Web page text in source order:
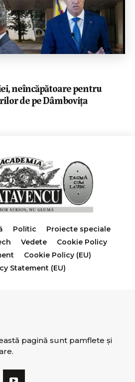
neîncăpătoare pentru
de pe Dâmbovița
Politic
Proiecte speciale
Vedete
Cookie Policy
Cookie Policy (EU)
Statement (EU)
pagină sunt pamflete şi